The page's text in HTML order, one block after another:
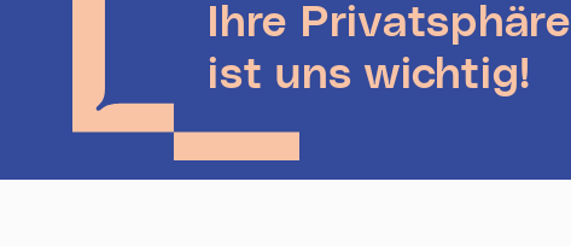
Veranstalter Login
Stadt Linz - Startseite (neues Fenster)
Ihre Privatsphäre
ist uns wichtig!
Kontakt für Veranstalter*innen
Linz-Termine auf Instagram
Linz-Termine auf Facebook